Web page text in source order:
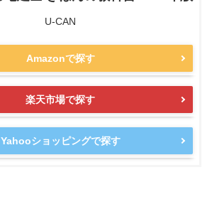
U-CAN
Amazonで探す
楽天市場で探す
Yahooショッピングで探す